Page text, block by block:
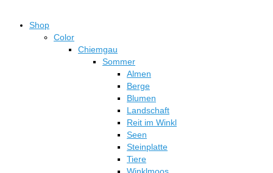
der
Produktseite
gewählt
werden
Shop
Color
Chiemgau
Sommer
Almen
Berge
Blumen
Landschaft
Reit im Winkl
Seen
Steinplatte
Tiere
Winklmoos